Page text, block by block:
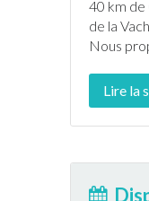
40 km de
de la
Nous
Lire la